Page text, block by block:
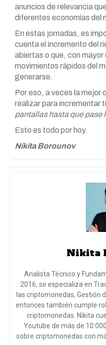
anuncios de relevancia
diferentes economías del
En estas jornadas, es
cuenta el incremento del
abiertas o que, con
movimientos rápidos del
generarse.
Por eso, a veces la mejor
realizar para incrementar
pantallas hasta que pase
Esto es todo por hoy.
Nikita Borounov
Nikita
Analista Técnico y
2016, se especializa en
las criptomonedas, Gestión
entonces también cumple
criptomonedas. Nikita
Youtube de más de
sobre criptomonedas con